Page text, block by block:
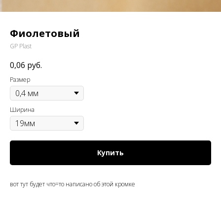
Фиолетовый
GP Plast
0,06 руб.
Размер
Ширина
Купить
вот тут будет что=то написано об этой кромке